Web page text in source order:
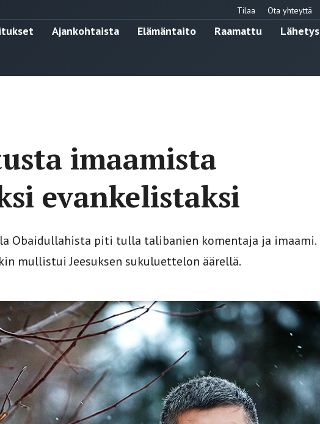
Tilaa Ota yhteyttä
Ajankohtaista Elämäntaito Raamattu Lähetys
imaamista
evankelistaksi
Obaidullahista piti tulla talibanien komentaja ja imaami.
mullistui Jeesuksen sukuluettelon äärellä.